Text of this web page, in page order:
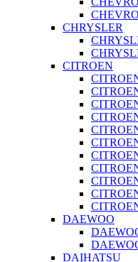
CHRYSLER
CITROEN
DAEWOO
DAIHATSU